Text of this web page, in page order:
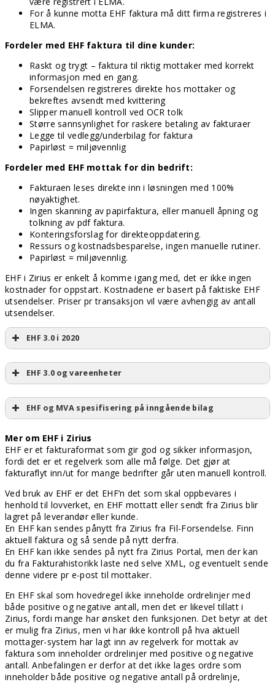
For å kunne motta EHF faktura må ditt firma registreres i
ELMA.
Fordeler med EHF faktura til dine kunder:
Raskt og trygt – faktura til riktig mottaker med korrekt
informasjon med en gang.
Forsendelsen registreres direkte hos mottaker og
bekreftes avsendt med kvittering
Slipper manuell kontroll ved OCR tolk
Større sannsynlighet for raskere betaling av fakturaer
Legge til vedlegg/underbilag for faktura
Papirløst = miljøvennlig
Fordeler med EHF mottak for din bedrift:
Fakturaen leses direkte inn i løsningen med 100%
nøyaktighet.
Ingen skanning av papirfaktura, eller manuell åpning og
tolkning av pdf faktura.
Konteringsforslag for direkteoppdatering.
Ressurs og kostnadsbesparelse, ingen manuelle rutiner.
Papirløst = miljøvennlig.
EHF i Zirius er enkelt å komme igang med, det er ikke ingen
kostnader for oppstart. Kostnadene er basert på faktiske EHF
utsendelser. Priser pr transaksjon vil være avhengig av antall
utsendelser.
EHF 3.0 i 2020
EHF 3.0 og vareenheter
EHF og MVA spesifisering på inngående bilag
Mer om EHF i Zirius
EHF er et fakturaformat som gir god og sikker informasjon,
fordi det er et regelverk som alle må følge. Det gjør at
fakturaflyt inn/ut for mange bedrifter går uten manuell kontroll.
Ved bruk av EHF er det EHF’n det som skal oppbevares i
henhold til lovverket, en EHF mottatt eller sendt fra Zirius blir
lagret på leverandør eller kunde.
En EHF kan sendes pånytt fra Zirius fra Fil-Forsendelse. Finn
aktuell faktura og så sende på nytt derfra.
En EHF kan ikke sendes på nytt fra Zirius Portal, men der kan
du fra Fakturahistorikk laste ned selve XML, og eventuelt sende
denne videre pr e-post til mottaker.
En EHF skal som hovedregel ikke inneholde ordrelinjer med
både positive og negative antall, men det er likevel tillatt i
Zirius, fordi mange har ønsket den funksjonen. Det betyr at det
er mulig fra Zirius, men vi har ikke kontroll på hva aktuell
mottager-system har lagt inn av regelverk for mottak av
faktura som inneholder ordrelinjer med positive og negative
antall. Anbefalingen er derfor at det ikke lages ordre som
inneholder både positive og negative antall på ordrelinje,